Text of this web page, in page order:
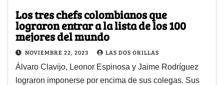
Los tres chefs colombianos que
lograron entrar a la lista de los 100
mejores del mundo
NOVIEMBRE 22, 2023 LAS DOS ORILLAS
Álvaro Clavijo, Leonor Espinosa y Jaime Rodríguez
lograron imponerse por encima de sus colegas. Sus